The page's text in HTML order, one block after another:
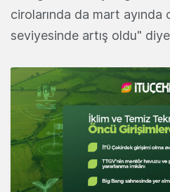
cirolarında da mart
seviyesinde artış oldu"